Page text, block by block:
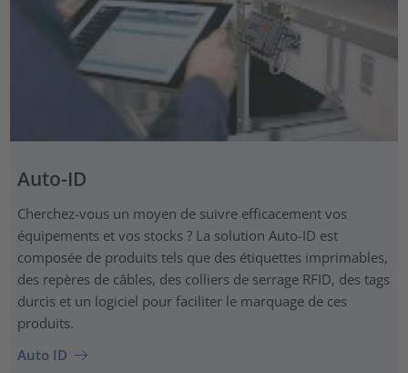
Auto-ID
Cherchez-vous un moyen de suivre efficacement vos
équipements et vos stocks ? La solution Auto-ID est
composée de produits tels que des étiquettes imprimables,
des repères de câbles, des colliers de serrage RFID, des tags
durcis et un logiciel pour faciliter le marquage de ces
produits.
Auto ID